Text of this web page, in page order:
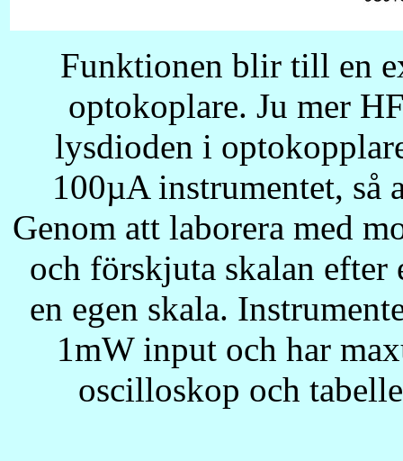
Funktionen blir till en
optokoplare. Ju mer
lysdioden i
100µA instrumentet, så
Genom att laborera med
och förskjuta skalan efter
en egen skala.
1mW input och har
oscilloskop och